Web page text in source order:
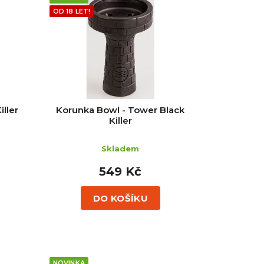
OD 18 LET!
Korunka Bowl - Tower Black
Killer
Skladem
549 Kč
DO KOŠÍKU